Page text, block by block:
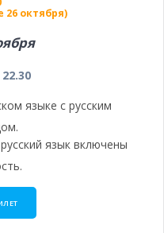
26 октября)
языке с русским
язык включены